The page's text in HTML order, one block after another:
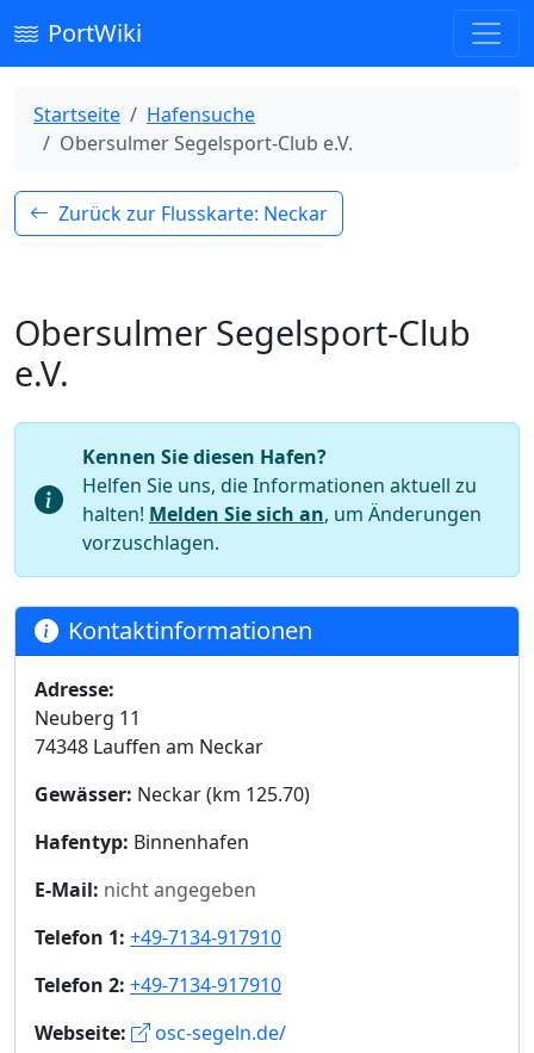
PortWiki
Startseite
Hafensuche
Obersulmer Segelsport-Club e.V.
Zurück zur Flusskarte: Neckar
Obersulmer Segelsport-Club
e.V.
Kennen Sie diesen Hafen?
Helfen Sie uns, die Informationen aktuell zu
halten! Melden Sie sich an, um Änderungen
vorzuschlagen.
Kontaktinformationen
Adresse:
Neuberg 11
74348 Lauffen am Neckar
Gewässer: Neckar (km 125.70)
Hafentyp: Binnenhafen
E-Mail: nicht angegeben
Telefon 1: +49-7134-917910
Telefon 2: +49-7134-917910
Webseite:
osc-segeln.de/